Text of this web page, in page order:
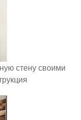
стену своими